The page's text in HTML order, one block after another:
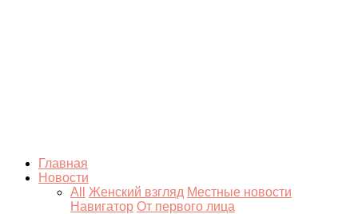
Главная
Новости
All
Женский взгляд Местные новости
Навигатор От первого лица